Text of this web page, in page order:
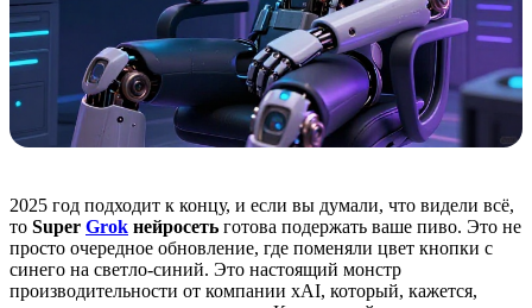
2025 год подходит к концу, и если вы думали, что видели всё,
то Super Grok нейросеть готова подержать ваше пиво. Это не
просто очередное обновление, где поменяли цвет кнопки с
синего на светло-синий. Это настоящий монстр
производительности от компании xAI, который, кажется,